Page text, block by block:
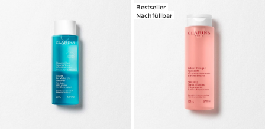
Bestseller
Nachfüllbar